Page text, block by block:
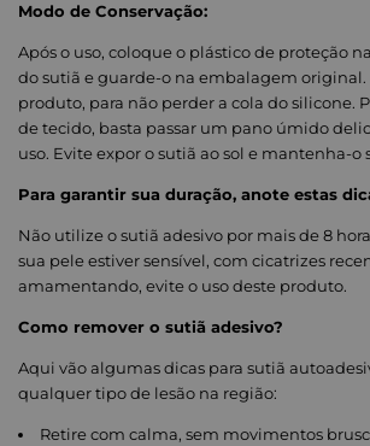
Modo de Conservação:
Após o uso, coloque o plástico de proteção
do sutiã e guarde-o na embalagem original.
produto, para não perder a cola do silicone.
de tecido, basta passar um pano úmido
uso. Evite expor o sutiã ao sol e mantenha-o
Para garantir sua duração, anote estas
Não utilize o sutiã adesivo por mais de 8
sua pele estiver sensível, com cicatrizes
amamentando, evite o uso deste produto.
Como remover o sutiã adesivo?
Aqui vão algumas dicas para sutiã
qualquer tipo de lesão na região:
Retire com calma, sem movimentos